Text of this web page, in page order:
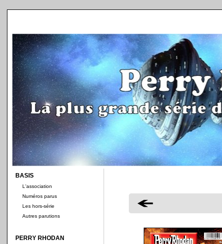
BASIS
L'association
Numéros parus
Les hors-série
Autres parutions
PERRY RHODAN